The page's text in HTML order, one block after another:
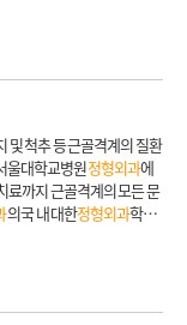
환아의 경우에는 다른 교
의 치료방법을 결정하고
를 발표하고 있고, 세계
있습니다. 환자를 대상으
야까지 망라하여 연구를 진
을 수 있는 근거를 만들어
외과 분야의 여러 국내외
정형외과 의 우월한 치료성
아
험과 경제적 손실이 발생
는 주저하지 않고 적극적
비슷한 치료성적을 자랑
절 탈구와 대퇴골두 무혈
성부전증 같은 희귀질환에
있습니다. 소아청소년의
기능을 최대한 보존하며
또, 척추측만증 분야에 있
고하여, 현재 전세계에서
및 척추 등 근골격계의 질환
울대학교병원정형외과에
료까지 근골격계의 모든 문
의국 내 대한정형외과학회
이 손, 어깨, 척추, 고관절,
어 세분화된 전문적인 진